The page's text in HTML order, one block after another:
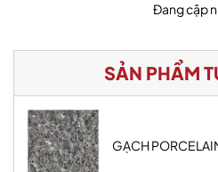
Đang cập
SẢN PHẨM
GẠCH